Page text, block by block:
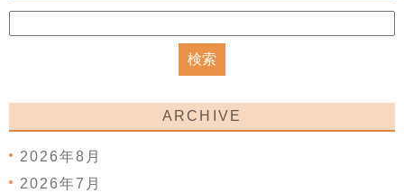
ARCHIVE
2026年8月
2026年7月